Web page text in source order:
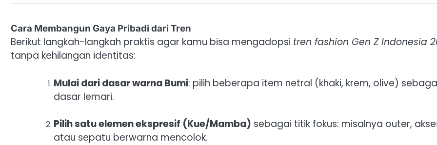
Cara Membangun Gaya Pribadi dari Tren
Berikut langkah-langkah praktis agar kamu bisa mengadopsi tren fashion Gen Z Indonesia
tanpa kehilangan identitas:
Mulai dari dasar warna Bumi: pilih beberapa item netral (khaki, krem, olive)
dasar lemari.
Pilih satu elemen ekspresif (Kue/Mamba) sebagai titik fokus: misalnya outer,
atau sepatu berwarna mencolok.